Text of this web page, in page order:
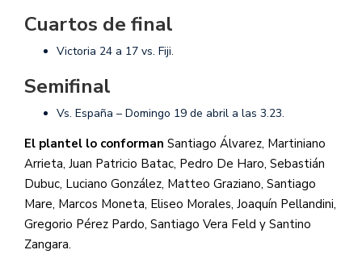
Cuartos de final
Victoria 24 a 17 vs. Fiji.
Semifinal
Vs. España – Domingo 19 de abril a las 3.23.
El plantel lo conforman Santiago Álvarez, Martiniano
Arrieta, Juan Patricio Batac, Pedro De Haro, Sebastián
Dubuc, Luciano González, Matteo Graziano, Santiago
Mare, Marcos Moneta, Eliseo Morales, Joaquín Pellandini,
Gregorio Pérez Pardo, Santiago Vera Feld y Santino
Zangara.